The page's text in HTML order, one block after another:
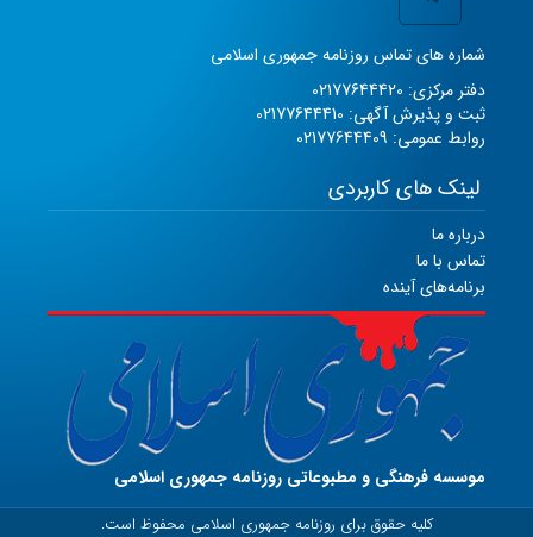
شماره های تماس روزنامه جمهوری اسلامی
دفتر مرکزی: 02177644420
ثبت و پذیرش آگهی: 02177644410
روابط عمومی: 02177644409
لینک های کاربردی
درباره ما
تماس با ما
برنامه‌های آینده
موسسه فرهنگی و مطبوعاتی روزنامه جمهوری اسلامی
کلیه حقوق برای روزنامه جمهوری اسلامی محفوظ است.